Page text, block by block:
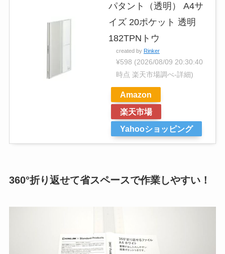
パタント（透明） A4サ
イズ 20ポケット 透明
182TPNトウ
created by Rinker
¥598 (2026/08/09 20:30:40
時点 楽天市場調べ-詳細)
Amazon
楽天市場
Yahooショッピング
360°折り返せて省スペースで作業しやすい！